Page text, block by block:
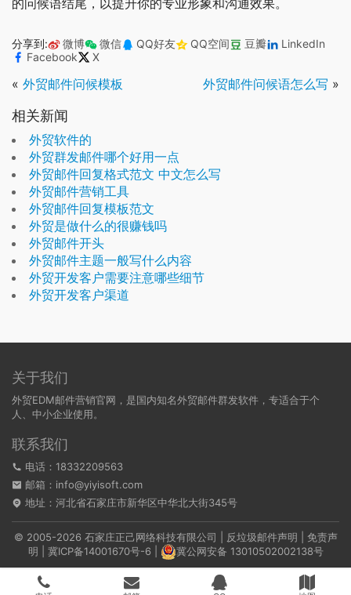
的问候语结尾，以提升你的专业形象和沟通效果。
分享到: 微博 微信 QQ好友 QQ空间 豆瓣
LinkedIn
Facebook
X
« 外贸邮件问候模板 外贸邮件问候语怎么写 »
相关新闻
外贸软件的
外贸群发邮件哪个好用一点
外贸邮件回复格式范文 中文怎么写
外贸邮件营销工具
外贸邮件回复模板范文
外贸是做什么的很赚钱吗
外贸邮件开头
外贸邮件主题一般写什么内容
外贸开发客户需要注意哪些细节
外贸开发客户渠道
关于我们
外贸EDM邮件营销官网，是国内知名外贸邮件群发软件，专适合于个
人、中小企业使用。
联系我们
电话：18332209563
邮箱：info@yiyisoft.com
地址：河北省石家庄市新华区中华北大街345号
© 2005-2026 石家庄正己网络科技有限公司 | 反垃圾邮件声明
免责声
明
冀ICP备14001670号-6 冀公网安备 13010502002138号